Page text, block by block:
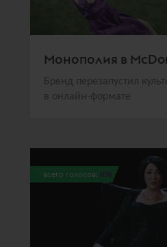
Монополия в
Бренд перезапустил
в онлайн-формате
всего голосов: 106